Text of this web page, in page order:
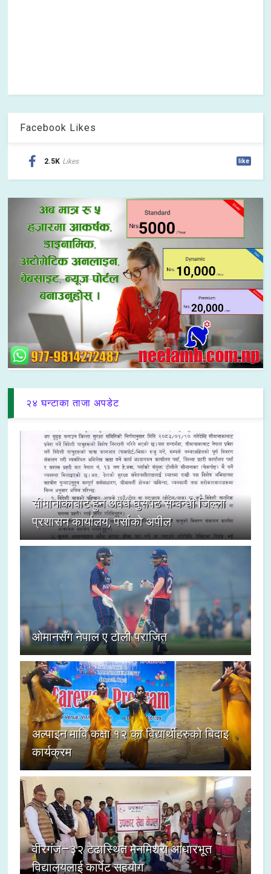
Facebook Likes
2.5K Likes like
२४ घन्टाका ताजा अपडेट
सीमानाकाबाट हुने अवैध घुसपैठ सम्बन्धी जिल्ला
प्रशासन कार्यालय, पर्साको अपील
ओमानसँग नेपाल ए टोली पराजित
अल्पाइन मावि कक्षा १२ का विद्यार्थीहरुको बिदाइ
कार्यक्रम
वीरगंज–३२ टेढास्थित मनमिश्रा आधारभूत
विद्यालयलाई कार्पेट सहयोग